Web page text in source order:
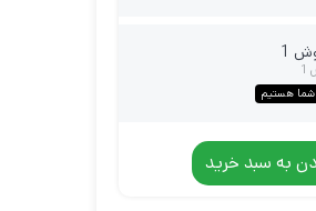
1
هستیم
به سبد خرید